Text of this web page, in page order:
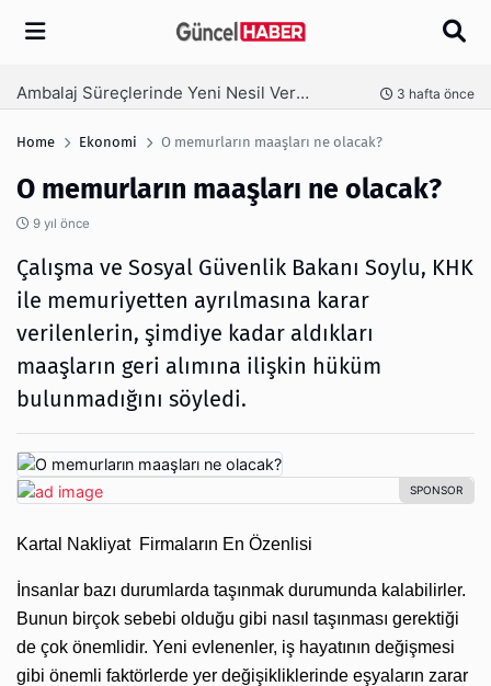
Arama
Ambalaj Süreçlerinde Yeni Nesil Verimliliği Olimpack ile Yakalayın 3 hafta önce
Home Ekonomi O memurların maaşları ne olacak?
O memurların maaşları ne olacak?
9 yıl önce
Çalışma ve Sosyal Güvenlik Bakanı Soylu, KHK
ile memuriyetten ayrılmasına karar
verilenlerin, şimdiye kadar aldıkları
maaşların geri alımına ilişkin hüküm
bulunmadığını söyledi.
Kartal Nakliyat Firmaların En Özenlisi
İnsanlar bazı durumlarda taşınmak durumunda kalabilirler.
Bunun birçok sebebi olduğu gibi nasıl taşınması gerektiği
de çok önemlidir. Yeni evlenenler, iş hayatının değişmesi
gibi önemli faktörlerde yer değişikliklerinde eşyaların zarar